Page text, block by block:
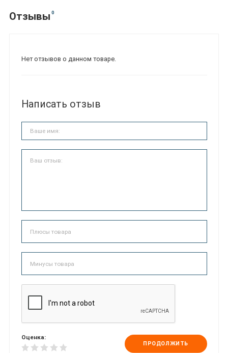
Отзывы 0
Нет отзывов о данном товаре.
Написать отзыв
Оценка:
ПРОДОЛЖИТЬ